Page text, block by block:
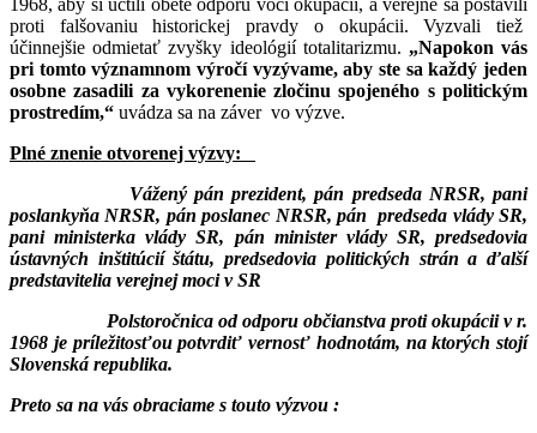
proti falšovaniu historickej pravdy o okupácii. Vyzvali tiež
účinnejšie odmietať zvyšky ideológií totalitarizmu. „Napokon vás
pri tomto významnom výročí vyzývame, aby ste sa každý jeden
osobne zasadili za vykorenenie zločinu spojeného s politickým
prostredím,“ uvádza sa na záver vo výzve.
Plné znenie otvorenej výzvy:
Vážený pán prezident, pán predseda NRSR, pani
poslankyňa NRSR, pán poslanec NRSR, pán predseda vlády SR,
pani ministerka vlády SR, pán minister vlády SR, predsedovia
ústavných inštitúcií štátu, predsedovia politických strán a ďalší
predstavitelia verejnej moci v SR
Polstoročnica od odporu občianstva proti okupácii v r.
1968 je príležitosťou potvrdiť vernosť hodnotám, na ktorých stojí
Slovenská republika.
Preto sa na vás obraciame s touto výzvou :